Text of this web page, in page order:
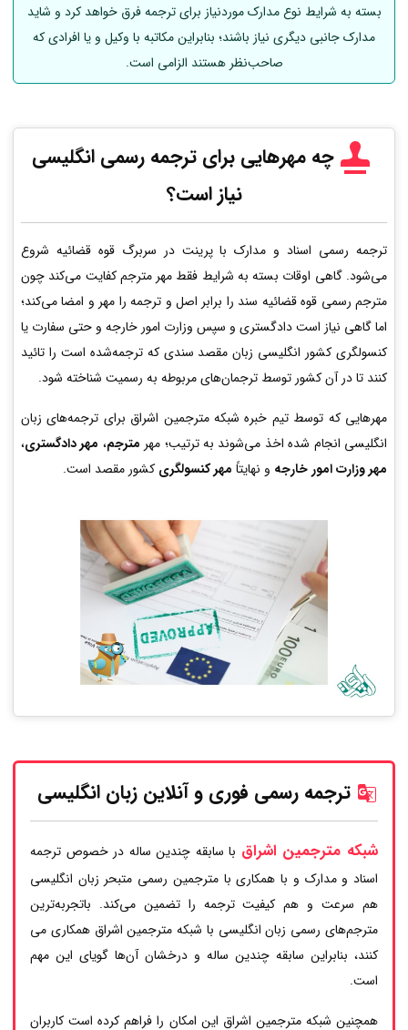
بسته به شرایط نوع مدارک موردنیاز برای ترجمه فرق خواهد کرد و شاید
مدارک جانبی دیگری نیاز باشند؛ بنابراین مکاتبه با وکیل و یا افرادی که
صاحب‌نظر هستند الزامی است.
چه مهرهایی برای ترجمه رسمی انگلیسی
نیاز است؟
ترجمه رسمی اسناد و مدارک با پرینت در سربرگ قوه قضائیه شروع
می‌شود. گاهی اوقات بسته به شرایط فقط مهر مترجم کفایت می‌کند چون
مترجم رسمی قوه قضائیه سند را برابر اصل و ترجمه را مهر و امضا می‌کند؛
اما گاهی نیاز است دادگستری و سپس وزارت امور خارجه و حتی سفارت یا
کنسولگری کشور انگلیسی زبان مقصد سندی که ترجمه‌شده است را تائید
کنند تا در آن کشور توسط ترجمان‌های مربوطه به رسمیت شناخته شود.
مهرهایی که توسط تیم خبره شبکه مترجمین اشراق برای ترجمه‌های زبان
انگلیسی انجام شده اخذ می‌شوند به ترتیب؛ مهر مترجم، مهر دادگستری،
مهر وزارت امور خارجه و نهایتاً مهر کنسولگری کشور مقصد است.
ترجمه رسمی فوری و آنلاین زبان انگلیسی
شبکه مترجمین اشراق با سابقه چندین ساله در خصوص ترجمه
اسناد و مدارک و با همکاری با مترجمین رسمی متبحر زبان انگلیسی
هم سرعت و هم کیفیت ترجمه را تضمین می‌کند. باتجربه‌ترین
مترجم‌های رسمی زبان انگلیسی با شبکه مترجمین اشراق همکاری می
کنند، بنابراین سابقه چندین ساله و درخشان آن‌ها گویای این مهم
است.
همچنین شبکه مترجمین اشراق این امکان را فراهم کرده است کاربران